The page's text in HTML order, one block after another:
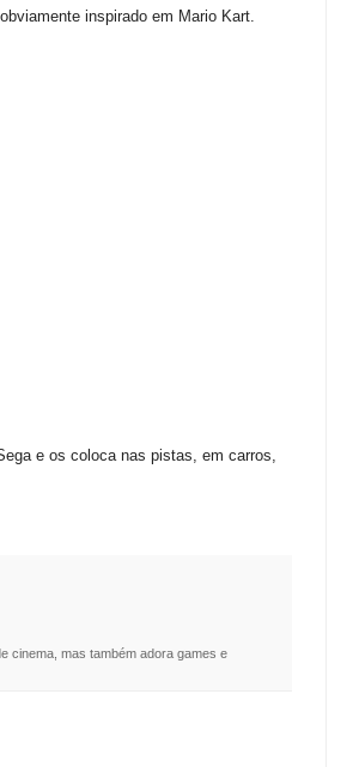
inspirado em Mario Kart.
e os coloca nas pistas, em carros,
cinema, mas também adora games e